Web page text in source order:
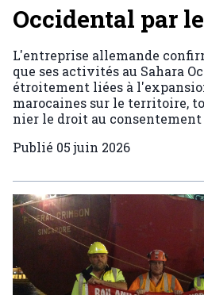
Occidental par
L'entreprise allemande
que ses activités au Sahara
étroitement liées à
marocaines sur le territoire,
nier le droit au consentement
Publié 05 juin 2026